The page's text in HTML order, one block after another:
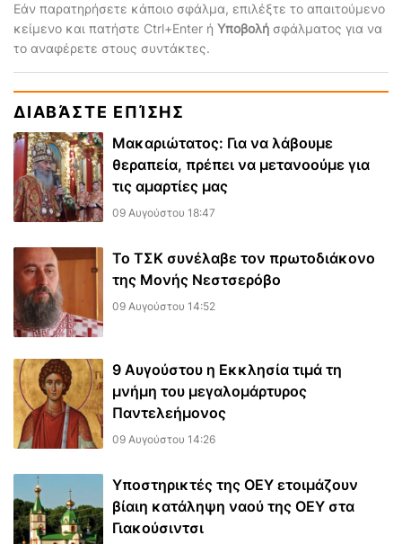
Εάν παρατηρήσετε κάποιο σφάλμα, επιλέξτε το απαιτούμενο
κείμενο και πατήστε Ctrl+Enter ή Υποβολή σφάλματος για να
το αναφέρετε στους συντάκτες.
ΔΙΑΒΆΣΤΕ ΕΠΊΣΗΣ
Μακαριώτατος: Για να λάβουμε
θεραπεία, πρέπει να μετανοούμε για
τις αμαρτίες μας
09 Αυγούστου 18:47
Το ΤΣΚ συνέλαβε τον πρωτοδιάκονο
της Μονής Νεστσερόβο
09 Αυγούστου 14:52
9 Αυγούστου η Εκκλησία τιμά τη
μνήμη του μεγαλομάρτυρος
Παντελεήμονος
09 Αυγούστου 14:26
Υποστηρικτές της ΟΕΥ ετοιμάζουν
βίαιη κατάληψη ναού της ΟΕΥ στα
Γιακούσιντσι